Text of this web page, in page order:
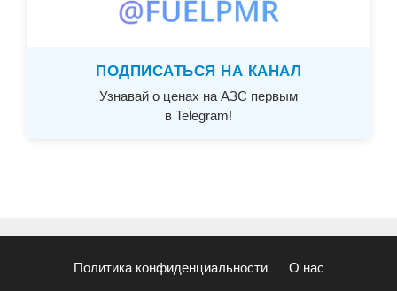
ПОДПИСАТЬСЯ НА КАНАЛ
Узнавай о ценах на АЗС первым
в Telegram!
Политика конфиденциальности О нас